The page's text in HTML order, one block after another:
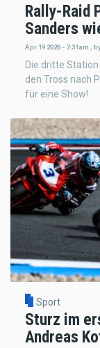
Rally-Raid
Sanders
Apr 19 2026 - 7:31am
Die dritte
den Tross nach
für eine Show!
Sport
Sturz im
Andreas